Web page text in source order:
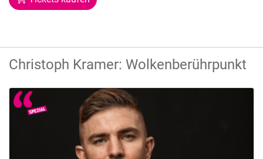
Christoph Kramer: Wolkenberührpunkt